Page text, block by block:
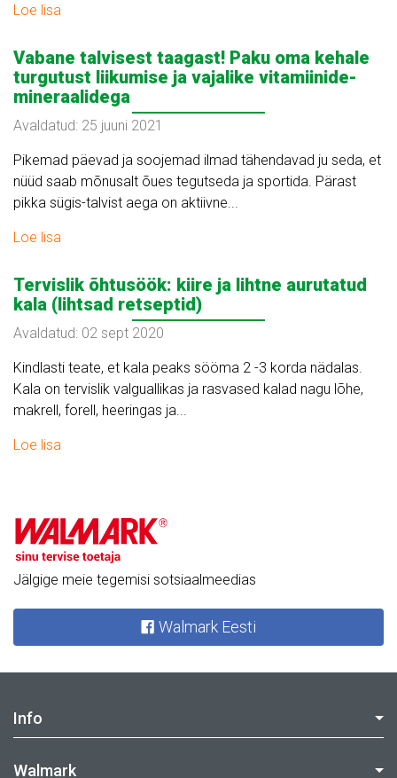
Loe lisa
Vabane talvisest taagast! Paku oma kehale
turgutust liikumise ja vajalike vitamiinide-
mineraalidega
Avaldatud: 25 juuni 2021
Pikemad päevad ja soojemad ilmad tähendavad ju seda, et
nüüd saab mõnusalt õues tegutseda ja sportida. Pärast
pikka sügis-talvist aega on aktiivne...
Loe lisa
Tervislik õhtusöök: kiire ja lihtne aurutatud
kala (lihtsad retseptid)
Avaldatud: 02 sept 2020
Kindlasti teate, et kala peaks sööma 2 -3 korda nädalas.
Kala on tervislik valguallikas ja rasvased kalad nagu lõhe,
makrell, forell, heeringas ja...
Loe lisa
Jälgige meie tegemisi sotsiaalmeedias
Walmark Eesti
Info
Walmark